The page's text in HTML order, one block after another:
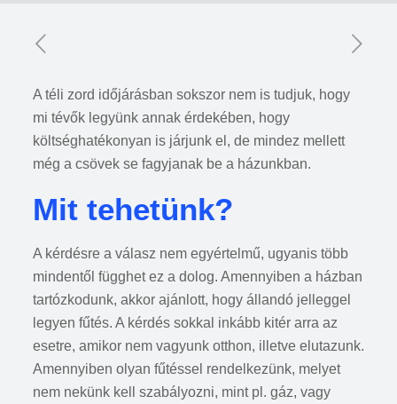
A téli zord időjárásban sokszor nem is tudjuk, hogy
mi tévők legyünk annak érdekében, hogy
költséghatékonyan is járjunk el, de mindez mellett
még a csövek se fagyjanak be a házunkban.
Mit tehetünk?
A kérdésre a válasz nem egyértelmű, ugyanis több
mindentől függhet ez a dolog. Amennyiben a házban
tartózkodunk, akkor ajánlott, hogy állandó jelleggel
legyen fűtés. A kérdés sokkal inkább kitér arra az
esetre, amikor nem vagyunk otthon, illetve elutazunk.
Amennyiben olyan fűtéssel rendelkezünk, melyet
nem nekünk kell szabályozni, mint pl. gáz, vagy